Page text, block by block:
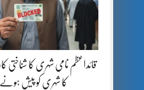
قائداعظم نامی شہری کا شناختی
کا شہری کو پیش ہونے